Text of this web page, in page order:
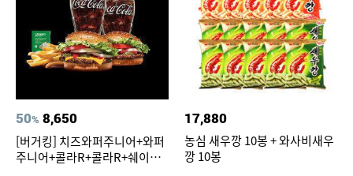
50% 8,650
[버거킹] 치즈와퍼주니어+와퍼
주니어+콜라R+콜라R+쉐이킹
17,880
농심 새우깡 10봉 + 와사비새우
깡 10봉